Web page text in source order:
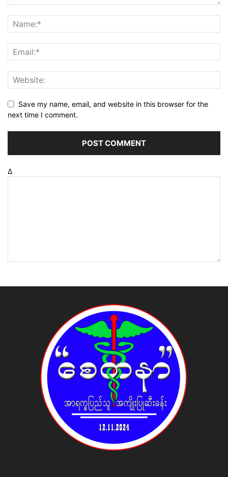
Save my name, email, and website in this browser for the
next time I comment.
Δ